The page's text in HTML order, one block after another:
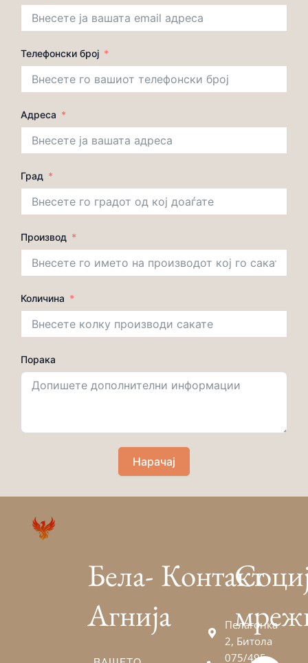
Телефонски број
Адреса
Град
Производ
Количина
Порака
Нарачај
Бела-
Агнија
Контакт
Пелагонка
2, Битола
075/495-